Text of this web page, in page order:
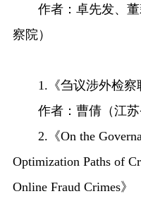
作者：卓先发、董
察院）
1.《刍议涉外检察
作者：曹倩（江苏
2.《On the
Optimization Paths of
Online Fraud Crimes》